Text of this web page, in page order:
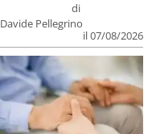
di
Davide Pellegrino
il 07/08/2026